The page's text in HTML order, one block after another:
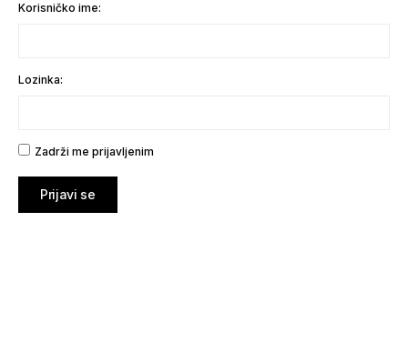
Korisničko ime:
Lozinka:
Zadrži me prijavljenim
Prijavi se